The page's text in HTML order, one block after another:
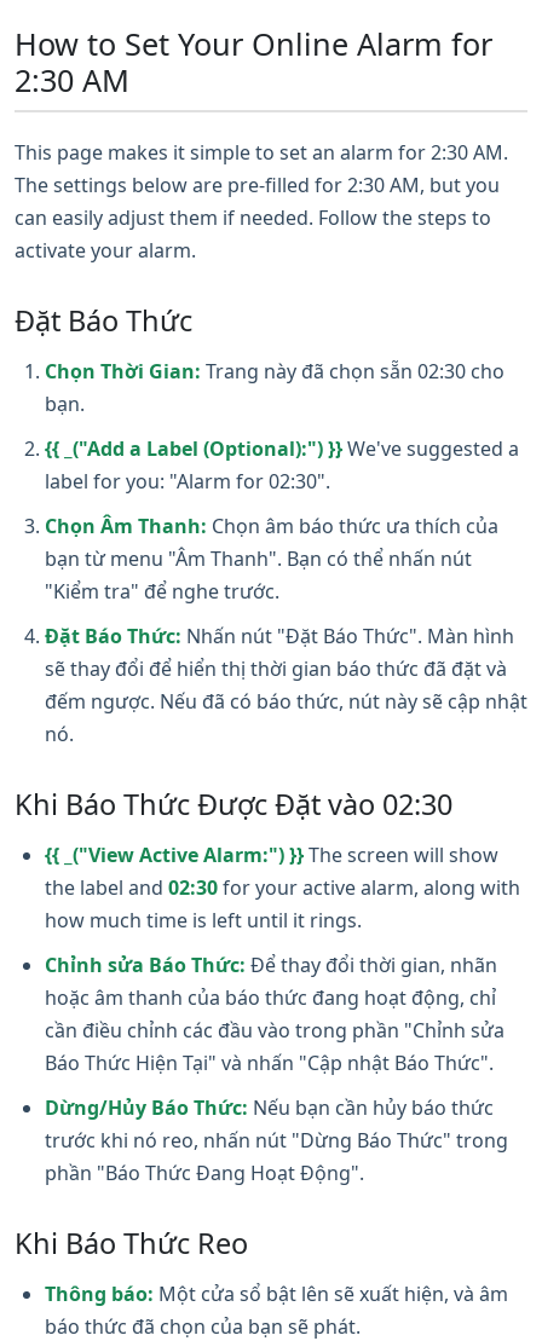
How to Set Your Online Alarm for
2:30 AM
This page makes it simple to set an alarm for 2:30 AM.
The settings below are pre-filled for 2:30 AM, but you
can easily adjust them if needed. Follow the steps to
activate your alarm.
Đặt Báo Thức
Chọn Thời Gian: Trang này đã chọn sẵn 02:30 cho
bạn.
{{ _("Add a Label (Optional):") }}We've suggested a
label for you: "Alarm for 02:30".
Chọn Âm Thanh: Chọn âm báo thức ưa thích của
bạn từ menu "Âm Thanh". Bạn có thể nhấn nút
"Kiểm tra" để nghe trước.
Đặt Báo Thức: Nhấn nút "Đặt Báo Thức". Màn hình
sẽ thay đổi để hiển thị thời gian báo thức đã đặt và
đếm ngược. Nếu đã có báo thức, nút này sẽ cập nhật
nó.
Khi Báo Thức Được Đặt vào 02:30
{{ _("View Active Alarm:") }}The screen will show
the label and 02:30for your active alarm, along with
how much time is left until it rings.
Chỉnh sửa Báo Thức: Để thay đổi thời gian, nhãn
hoặc âm thanh của báo thức đang hoạt động, chỉ
cần điều chỉnh các đầu vào trong phần "Chỉnh sửa
Báo Thức Hiện Tại" và nhấn "Cập nhật Báo Thức".
Dừng/Hủy Báo Thức: Nếu bạn cần hủy báo thức
trước khi nó reo, nhấn nút "Dừng Báo Thức" trong
phần "Báo Thức Đang Hoạt Động".
Khi Báo Thức Reo
Thông báo: Một cửa sổ bật lên sẽ xuất hiện, và âm
báo thức đã chọn của bạn sẽ phát.